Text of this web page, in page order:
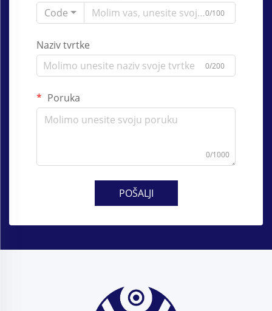
Code
0/100
Naziv tvrtke
0/200
Poruka
0/1000
POŠALJI